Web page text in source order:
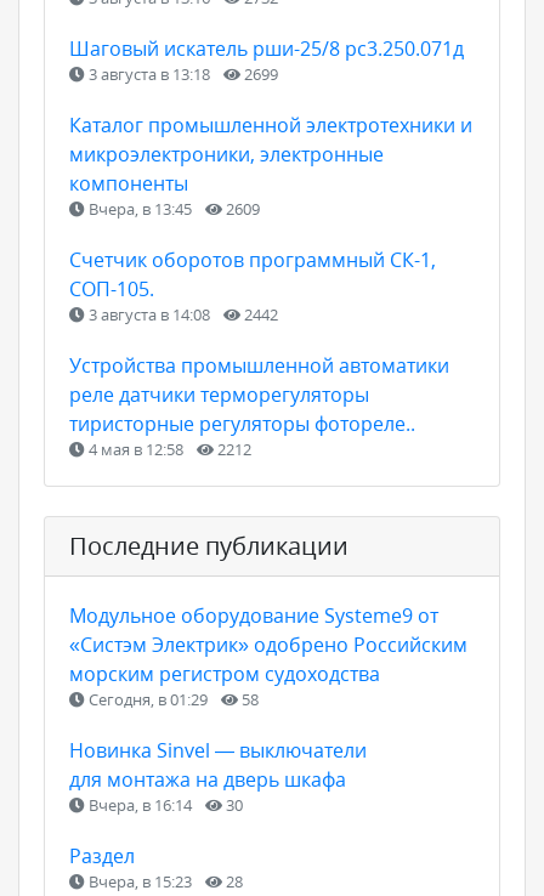
Шаговый искатель рши-25/8 рс3.250.071д
3 августа в 13:18 2699
Каталог промышленной электротехники и
микроэлектроники, электронные
компоненты
Вчера, в 13:45 2609
Счетчик оборотов программный СК-1,
СОП-105.
3 августа в 14:08 2442
Устройства промышленной автоматики
реле датчики терморегуляторы
тиристорные регуляторы фотореле..
4 мая в 12:58 2212
Последние публикации
Модульное оборудование Systeme9 от
«Систэм Электрик» одобрено Российским
морским регистром судоходства
Сегодня, в 01:29 58
Новинка Sinvel — выключатели
для монтажа на дверь шкафа
Вчера, в 16:14 30
Раздел
Вчера, в 15:23 28